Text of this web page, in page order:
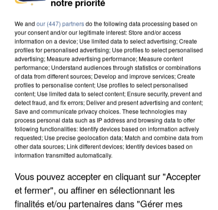
DE SOLIDARITÉ AVEC LES...
APRÈS TOUTES CES CANICULES, LES REFUGES
DE FAUNE SAUVAGE SONT...
We and our (447) partnersdo the following data processing based on
your consent and/or our legitimate interest: Store and/or access
information on a device; Use limited data to select advertising; Create
profiles for personalised advertising; Use profiles to select personalised
advertising; Measure advertising performance; Measure content
performance; Understand audiences through statistics or combinations
of data from different sources; Develop and improve services; Create
profiles to personalise content; Use profiles to select personalised
content; Use limited data to select content; Ensure security, prevent and
detect fraud, and fix errors; Deliver and present advertising and content;
Save and communicate privacy choices. These technologies may
process personal data such as IP address and browsing data to offer
following functionalities: Identify devices based on information actively
requested; Use precise geolocation data; Match and combine data from
other data sources; Link different devices; Identify devices based on
information transmitted automatically.
Vous pouvez accepter en cliquant sur "Accepter
et fermer", ou affiner en sélectionnant les
finalités et/ou partenaires dans "Gérer mes